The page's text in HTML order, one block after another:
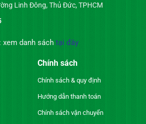
Linh Đông, Thủ Đức, TPHCM
danh sách tại đây
Chính sách
Chính sách & quy định
Hướng dẫn thanh toán
Chính sách vận chuyển